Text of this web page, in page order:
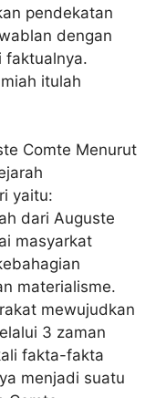
pendekatan
dengan
faktualnya.
itulah
Comte Menurut
yaitu:
dari Auguste
masyarkat
materialisme.
mewujudkan
3 zaman
fakta-fakta
menjadi suatu